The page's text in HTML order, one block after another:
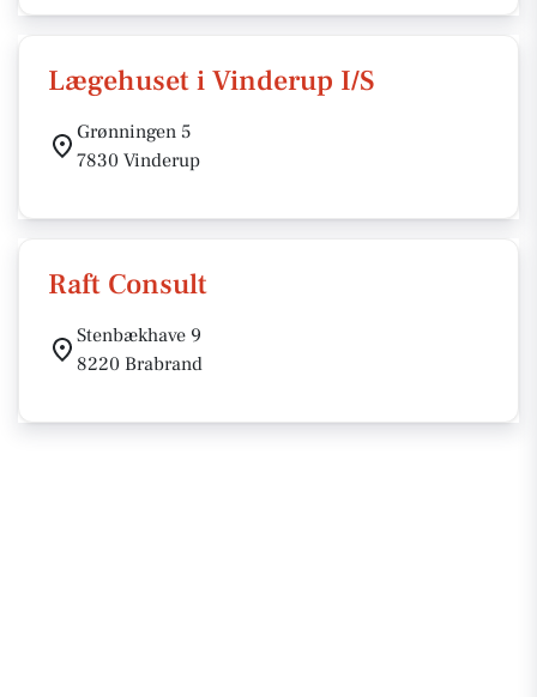
Lægehuset i Vinderup I/S
Grønningen 5
7830 Vinderup
Raft Consult
Stenbækhave 9
8220 Brabrand